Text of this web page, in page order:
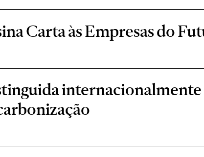
Carta às Empresas do
internacionalmente